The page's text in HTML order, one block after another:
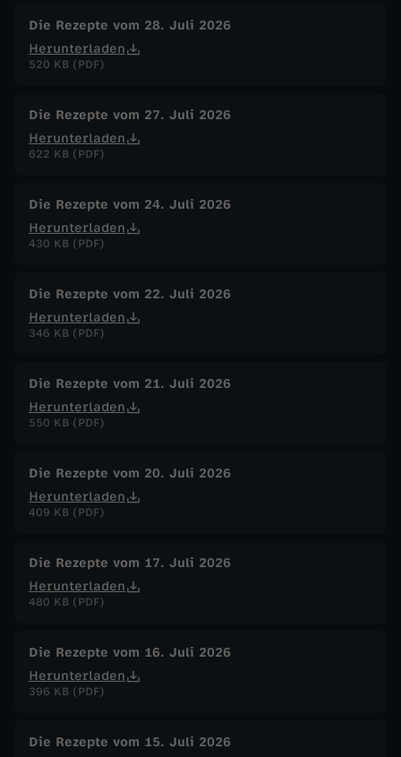
a
v
i
o
l
o
a
l
l
'
u
o
v
o
Die Rezepte vom 28. Juli 2026
Herunterladen
520 KB (PDF)
Die Rezepte vom 27. Juli 2026
Herunterladen
622 KB (PDF)
Die Rezepte vom 24. Juli 2026
Herunterladen
430 KB (PDF)
Die Rezepte vom 22. Juli 2026
Herunterladen
346 KB (PDF)
Die Rezepte vom 21. Juli 2026
Herunterladen
550 KB (PDF)
Die Rezepte vom 20. Juli 2026
Herunterladen
409 KB (PDF)
Die Rezepte vom 17. Juli 2026
Herunterladen
480 KB (PDF)
Die Rezepte vom 16. Juli 2026
Herunterladen
396 KB (PDF)
Die Rezepte vom 15. Juli 2026